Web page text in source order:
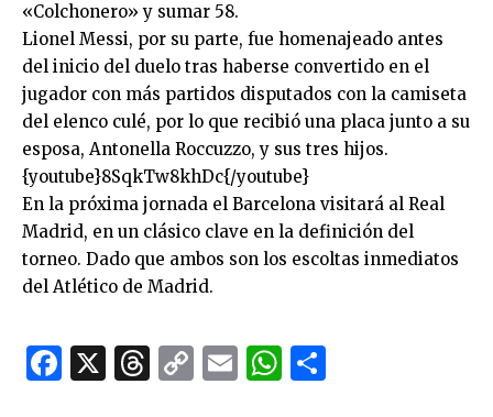
«Colchonero» y sumar 58.
Lionel Messi, por su parte, fue homenajeado antes
del inicio del duelo tras haberse convertido en el
jugador con más partidos disputados con la camiseta
del elenco culé, por lo que recibió una placa junto a su
esposa, Antonella Roccuzzo, y sus tres hijos.
{youtube}8SqkTw8khDc{/youtube}
En la próxima jornada el Barcelona visitará al Real
Madrid, en un clásico clave en la definición del
torneo. Dado que ambos son los escoltas inmediatos
del Atlético de Madrid.
Facebook
X Threads
CopyEmailWhatsApp